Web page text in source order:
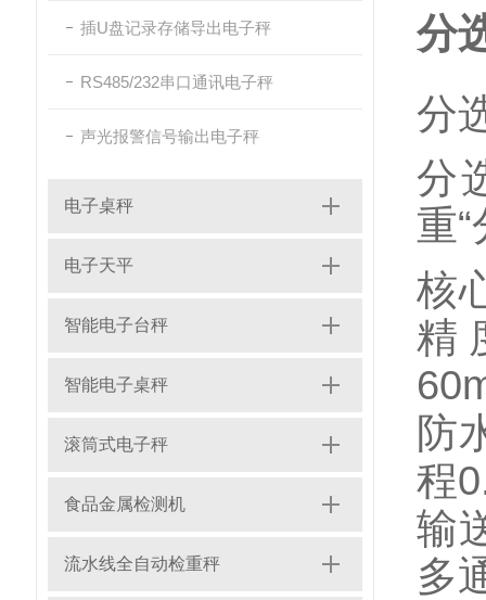
插U盘记录存储导出电子秤
RS485/232串口通讯电子秤
声光报警信号输出电子秤
电子桌秤
电子天平
智能电子台秤
智能电子桌秤
滚筒式电子秤
食品金属检测机
流水线全自动检重秤
分
分
分
重
核
精
防
程
输
多